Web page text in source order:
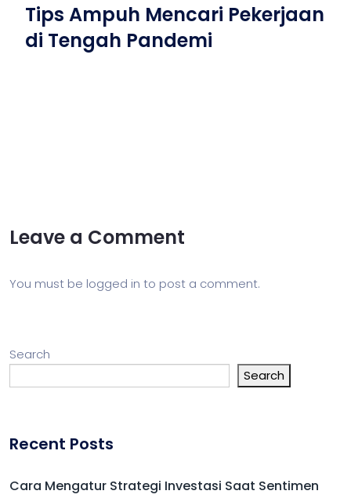
Tips Ampuh Mencari Pekerjaan
di Tengah Pandemi
Leave a Comment
You must be logged in to post a comment.
Search
Search
Recent Posts
Cara Mengatur Strategi Investasi Saat Sentimen